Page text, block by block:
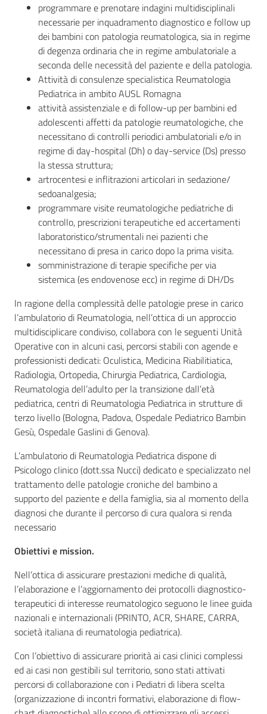
programmare e prenotare indagini multidisciplinali
necessarie per inquadramento diagnostico e follow up
dei bambini con patologia reumatologica, sia in regime
di degenza ordinaria che in regime ambulatoriale a
seconda delle necessità del paziente e della patologia.
Attività di consulenze specialistica Reumatologia
Pediatrica in ambito AUSL Romagna
attività assistenziale e di follow-up per bambini ed
adolescenti affetti da patologie reumatologiche, che
necessitano di controlli periodici ambulatoriali e/o in
regime di day-hospital (Dh) o day-service (Ds) presso
la stessa struttura;
artrocentesi e inflitrazioni articolari in sedazione/
sedoanalgesia;
programmare visite reumatologiche pediatriche di
controllo, prescrizioni terapeutiche ed accertamenti
laboratoristico/strumentali nei pazienti che
necessitano di presa in carico dopo la prima visita.
somministrazione di terapie specifiche per via
sistemica (es endovenose ecc) in regime di DH/Ds
In ragione della complessità delle patologie prese in carico
l’ambulatorio di Reumatologia, nell’ottica di un approccio
multidisciplicare condiviso, collabora con le seguenti Unità
Operative con in alcuni casi, percorsi stabili con agende e
professionisti dedicati: Oculistica, Medicina Riabilitiatica,
Radiologia, Ortopedia, Chirurgia Pediatrica, Cardiologia,
Reumatologia dell’adulto per la transizione dall’età
pediatrica, centri di Reumatologia Pediatrica in strutture di
terzo livello (Bologna, Padova, Ospedale Pediatrico Bambin
Gesù, Ospedale Gaslini di Genova).
L’ambulatorio di Reumatologia Pediatrica dispone di
Psicologo clinico (dott.ssa Nucci) dedicato e specializzato nel
trattamento delle patologie croniche del bambino a
supporto del paziente e della famiglia, sia al momento della
diagnosi che durante il percorso di cura qualora si renda
necessario
Obiettivi e mission.
Nell’ottica di assicurare prestazioni mediche di qualità,
l’elaborazione e l’aggiornamento dei protocolli diagnostico-
terapeutici di interesse reumatologico seguono le linee guida
nazionali e internazionali (PRINTO, ACR, SHARE, CARRA,
società italiana di reumatologia pediatrica).
Con l’obiettivo di assicurare priorità ai casi clinici complessi
ed ai casi non gestibili sul territorio, sono stati attivati
percorsi di collaborazione con i Pediatri di libera scelta
(organizzazione di incontri formativi, elaborazione di flow-